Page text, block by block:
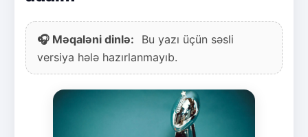
🎧 Məqaləni dinlə:
Bu yazı üçün səsli
versiya hələ hazırlanmayıb.